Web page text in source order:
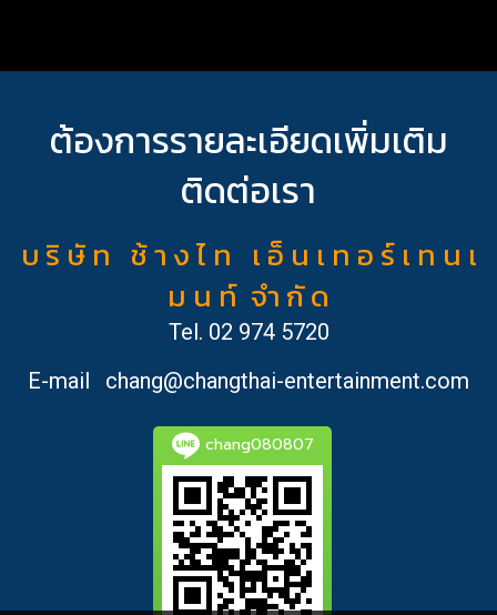
ต้องการรายละเอียดเพิ่มเติม
ติดต่อเรา
บ ริ ษั ท ช้ า ง ไ ท เ อ็ น เ ท อ ร์ เ ท น เ
ม น ท์ จำ กั ด
Tel. 02 974 5720
E-mail
chang@changthai-entertainment.com
chang080807